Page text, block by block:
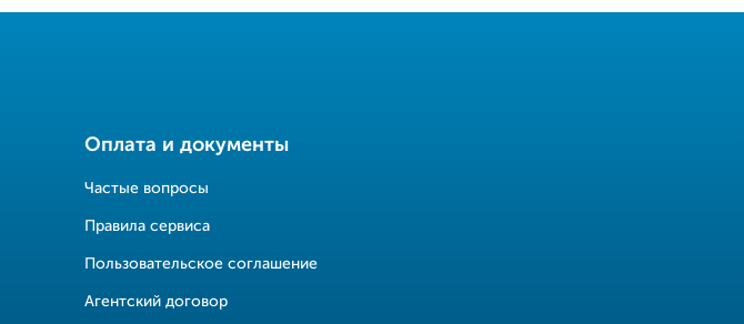
Оплата и документы
Частые вопросы
Правила сервиса
Пользовательское соглашение
Агентский договор